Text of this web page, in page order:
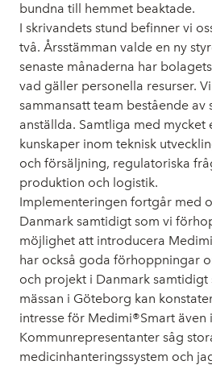
bundna till hemmet beaktade.
I skrivandets stund befinner vi
två. Årsstämman valde en ny
senaste månaderna har
vad gäller personella resurser.
sammansatt team bestående av
anställda. Samtliga med mycket
kunskaper inom teknisk
och försäljning, regulatoriska
produktion och logistik.
Implementeringen fortgår med
Danmark samtidigt som vi
möjlighet att introducera
har också goda förhoppningar
och projekt i Danmark samtidigt
mässan i Göteborg kan
intresse för Medimi®Smart även
Kommunrepresentanter såg
medicinhanteringssystem och